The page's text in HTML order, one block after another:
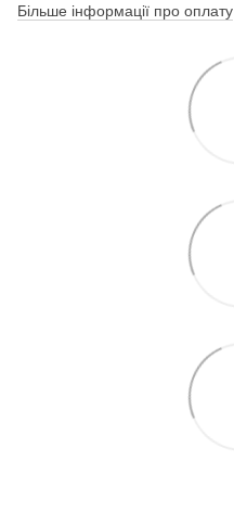
Більше інформації про оплату